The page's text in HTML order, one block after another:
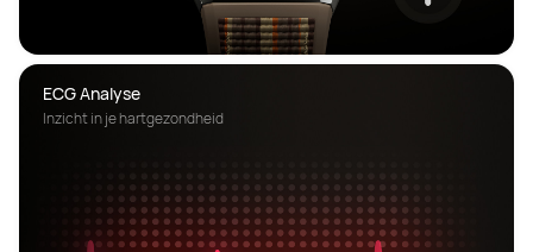
ECG Analyse
Inzicht in je hartgezondheid